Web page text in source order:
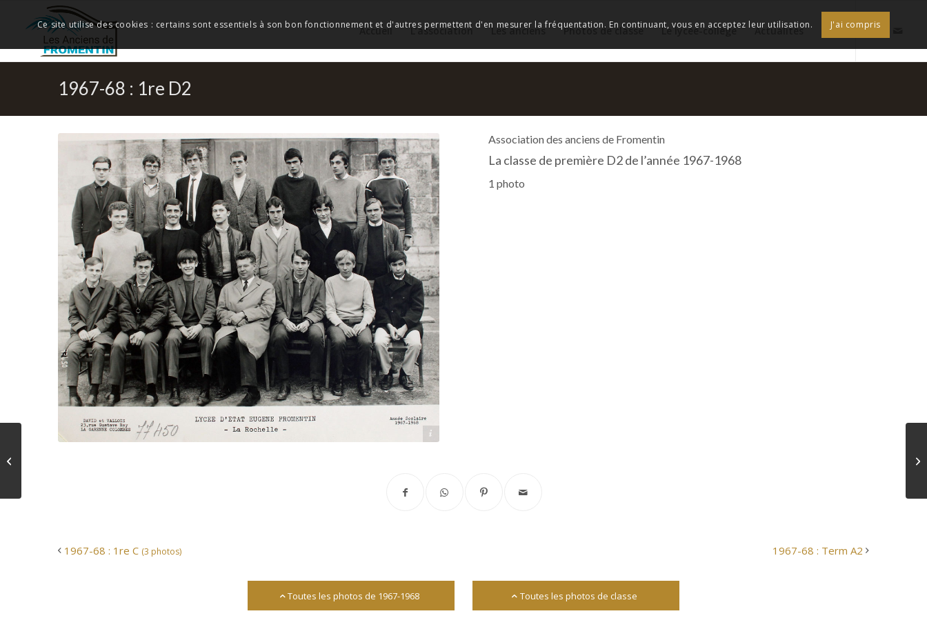
Accueil L’association Les anciens Photos de classe Le lycée-collège Actualités
1967-68 : 1re D2
Association des anciens de Fromentin
La classe de première D2 de l’année 1967-1968
1 photo
1967-68 : 1re C (3 photos) 1967-68 : Term A2
Toutes les photos de 1967-1968 Toutes les photos de classe
Ce site utilise des cookies : certains sont essentiels à son bon fonctionnement et d'autres permettent d'en mesurer la fréquentation. En continuant, vous en acceptez leur utilisation. J'ai compris